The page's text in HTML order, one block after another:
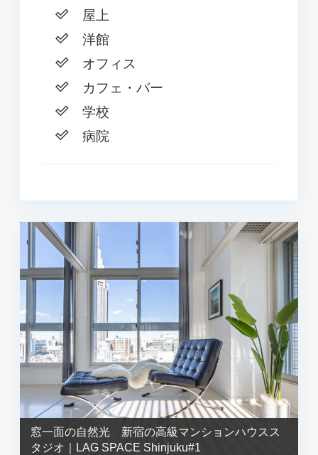
屋上
洋館
オフィス
カフェ・バー
学校
病院
窓一面の自然光 新宿の高級マンションハウスス
タジオ｜LAG SPACE Shinjuku#1